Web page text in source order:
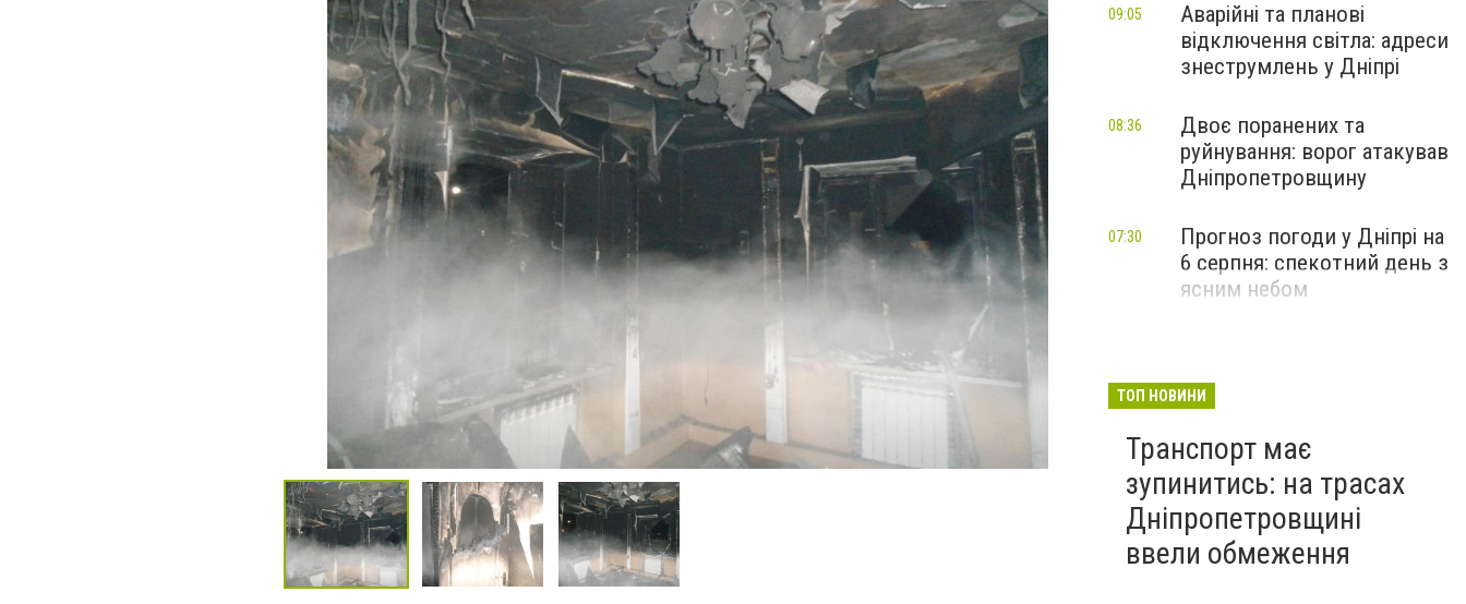
Аварійні та планові
відключення світла: адреси
знеструмлень у Дніпрі
09:05
Двоє поранених та
руйнування: ворог атакував
Дніпропетровщину
08:36
Прогноз погоди у Дніпрі на
6 серпня: спекотний день з
ясним небом
07:30
ТОП НОВИНИ
Транспорт має
зупинитись: на трасах
Дніпропетровщині
ввели обмеження